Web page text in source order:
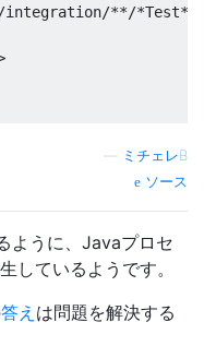
**/*Test*
</goal>
ミチェレB
ソース
ように、Javaプロセ
しているようです。
答え は問題を解決する